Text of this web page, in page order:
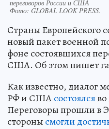
переговоров России и США
Фото: GLOBAL LOOK PRESS.
Страны Европейского
новый пакет военной
фоне состоявшихся
США. Об этом пишет
Как известно, диалог
РФ и СШАсостоялся
Переговоры прошли в
стороны смогли